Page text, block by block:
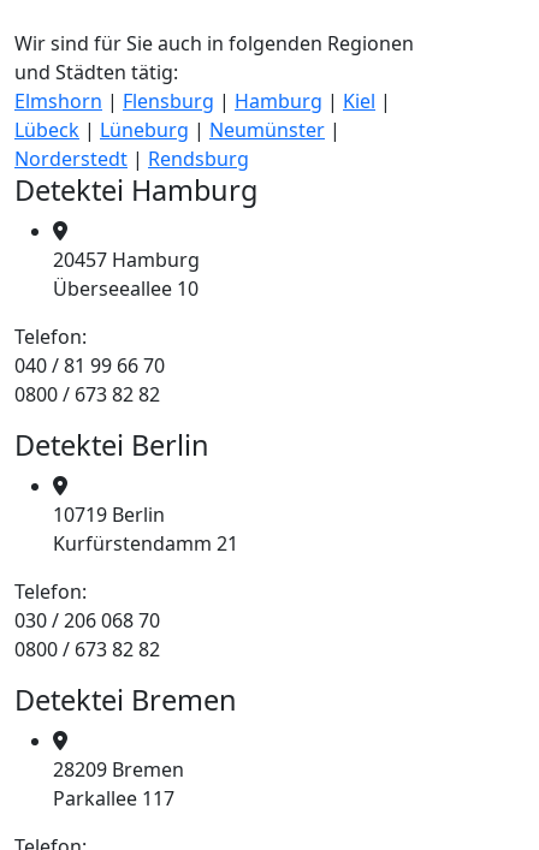
Wir sind für Sie auch in folgenden Regionen
und Städten tätig:
Elmshorn | Flensburg | Hamburg | Kiel |
Lübeck | Lüneburg | Neumünster |
Norderstedt | Rendsburg
Detektei Hamburg
20457 Hamburg
Überseeallee 10
Telefon:
040 / 81 99 66 70
0800 / 673 82 82
Detektei Berlin
10719 Berlin
Kurfürstendamm 21
Telefon:
030 / 206 068 70
0800 / 673 82 82
Detektei Bremen
28209 Bremen
Parkallee 117